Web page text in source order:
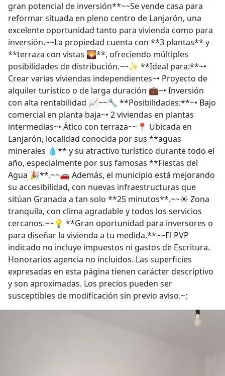
gran potencial de inversión**~~Se vende casa para
reformar situada en pleno centro de Lanjarón, una
excelente oportunidad tanto para vivienda como para
inversión.~~La propiedad cuenta con **3 plantas** y
**terraza con vistas 🌄**, ofreciendo múltiples
posibilidades de distribución.~~✨ **Ideal para:**~•
Crear varias viviendas independientes~• Proyecto de
alquiler turístico o de larga duración 💼~• Inversión
con alta rentabilidad 📈~~🔧 **Posibilidades:**~• Bajo
comercial en planta baja~• 2 viviendas en plantas
intermedias~• Ático con terraza~~📍 Ubicada en
Lanjarón, localidad conocida por sus **aguas
minerales 💧** y su atractivo turístico durante todo el
año, especialmente por sus famosas **Fiestas del
Agua 🎉**.~~🚗 Además, el municipio está mejorando
su accesibilidad, con nuevas infraestructuras que
sitúan Granada a tan solo **25 minutos**.~~☀️ Zona
tranquila, con clima agradable y todos los servicios
cercanos.~~💡 **Gran oportunidad para inversores o
para diseñar la vivienda a tu medida.**~~El PVP
indicado no incluye impuestos ni gastos de Escritura.
Honorarios agencia no incluidos. Las superficies
expresadas en esta página tienen carácter descriptivo
y son aproximadas. Los precios pueden ser
susceptibles de modificación sin previo aviso.~;